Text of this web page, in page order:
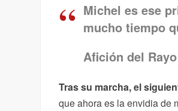
Michel es ese
mucho tiempo
Afición del Rayo
Tras su marcha, el
que ahora es la envidia de